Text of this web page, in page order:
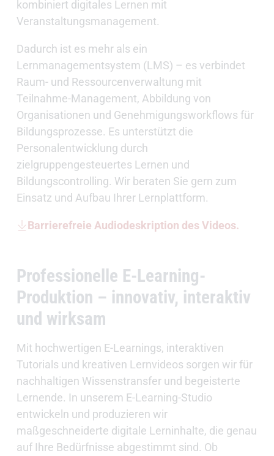
kombiniert digitales Lernen mit
Veranstaltungsmanagement.
Dadurch ist es mehr als ein
Lernmanagementsystem (LMS) – es verbindet
Raum- und Ressourcenverwaltung mit
Teilnahme-Management, Abbildung von
Organisationen und Genehmigungsworkflows für
Bildungsprozesse. Es unterstützt die
Personalentwicklung durch
zielgruppengesteuertes Lernen und
Bildungscontrolling. Wir beraten Sie gern zum
Einsatz und Aufbau Ihrer Lernplattform.
Barrierefreie Audiodeskription des Videos.
Professionelle E-Learning-
Produktion – innovativ, interaktiv
und wirksam
Mit hochwertigen E-Learnings, interaktiven
Tutorials und kreativen Lernvideos sorgen wir für
nachhaltigen Wissenstransfer und begeisterte
Lernende. In unserem E-Learning-Studio
entwickeln und produzieren wir
maßgeschneiderte digitale Lerninhalte, die genau
auf Ihre Bedürfnisse abgestimmt sind. Ob